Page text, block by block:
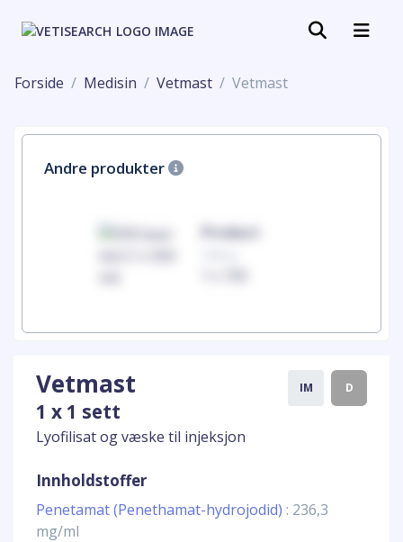
Forside Medisin Vetmast Vetmast
Andre produkter
Product
Vetmast
1 x 1 sett
Lyofilisat og væske til injeksjon
IM D
Innholdstoffer
Penetamat (Penethamat-hydrojodid) : 236,3
mg/ml